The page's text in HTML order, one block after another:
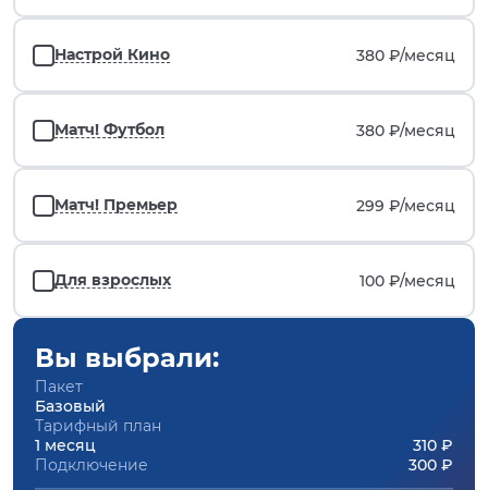
Настрой Кино 380 ₽/месяц
Матч! Футбол 380 ₽/месяц
Матч! Премьер 299 ₽/месяц
Для взрослых 100 ₽/месяц
Вы выбрали:
Пакет
Базовый
Тарифный план
1 месяц
310 ₽
Подключение
300 ₽